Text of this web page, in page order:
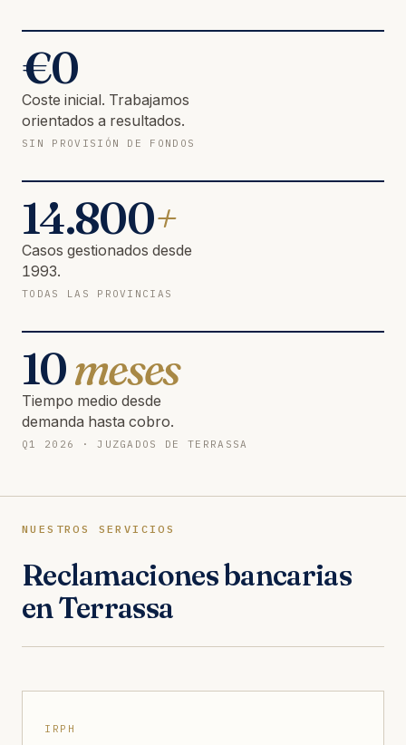
€0
Coste inicial. Trabajamos
orientados a resultados.
SIN PROVISIÓN DE FONDOS
14.800+
Casos gestionados desde
1993.
TODAS LAS PROVINCIAS
10meses
Tiempo medio desde
demanda hasta cobro.
Q1 2026 · JUZGADOS DE TERRASSA
NUESTROS SERVICIOS
Reclamaciones bancarias
en Terrassa
IRPH